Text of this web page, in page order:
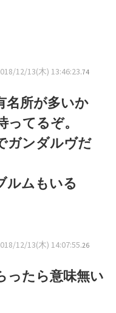
12/13(木) 13:46:23.74
名所が多いか
てるぞ。
ガンダルヴだ
ルムもいる
12/13(木) 14:07:55.26
ったら意味無い